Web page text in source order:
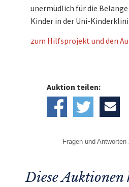
unermüdlich für die
Kinder in der Uni-
zum Hilfsprojekt und den
Auktion teilen:
Fragen und
Diese Auktionen